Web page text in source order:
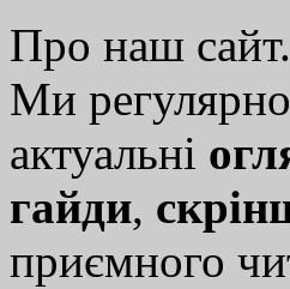
Про наш
Ми
актуальні
гайди,
приємного